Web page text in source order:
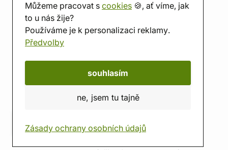
Můžeme pracovat s cookies 🍪, ať víme, jak
to u nás žije?
Používáme je k personalizaci reklamy.
Předvolby
souhlasím
ne, jsem tu tajně
Zásady ochrany osobních údajů
Prodejna
Herna
O nás
Hodnocení obchodu